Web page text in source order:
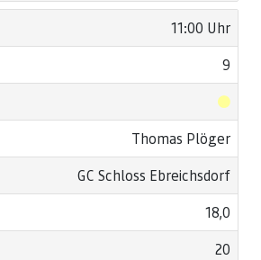
11:00 Uhr
9
Thomas Plöger
GC Schloss Ebreichsdorf
18,0
20